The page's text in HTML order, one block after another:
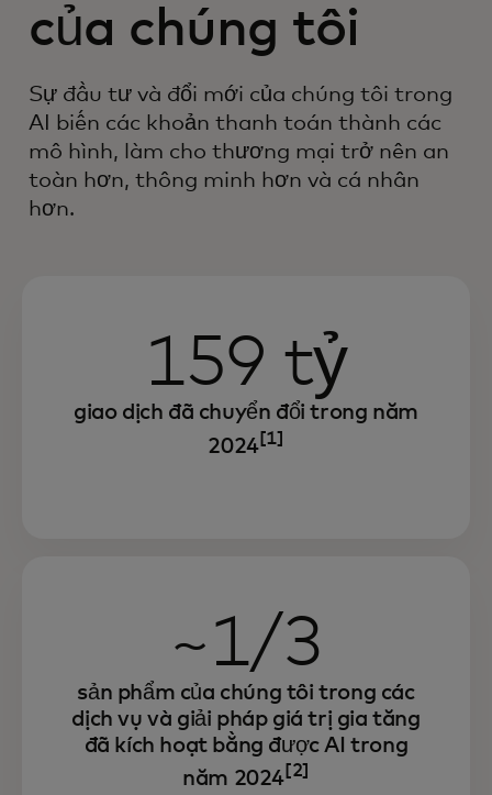
của chúng tôi
Sự đầu tư và đổi mới của chúng tôi trong
AI biến các khoản thanh toán thành các
mô hình, làm cho thương mại trở nên an
toàn hơn, thông minh hơn và cá nhân
hơn.
159 tỷ
giao dịch đã chuyển đổi trong năm
2024 [1]
~1/3
sản phẩm của chúng tôi trong các
dịch vụ và giải pháp giá trị gia tăng
đã kích hoạt bằng được AI trong
năm 2024 [2]